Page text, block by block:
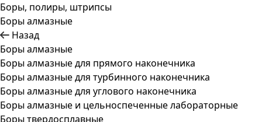
Боры, полиры, штрипсы
Боры алмазные
Назад
Боры алмазные
Боры алмазные для прямого наконечника
Боры алмазные для турбинного наконечника
Боры алмазные для углового наконечника
Боры алмазные и цельноспеченные лабораторные
Боры твердосплавные